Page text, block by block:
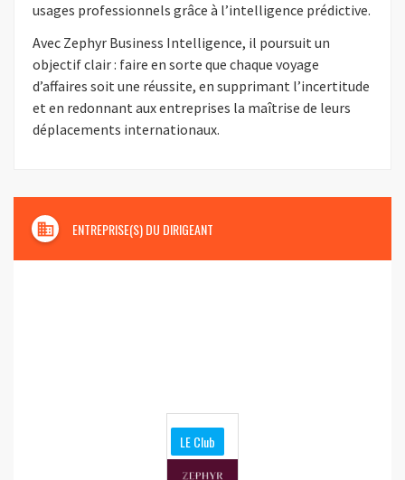
usages professionnels grâce à l’intelligence prédictive.
Avec Zephyr Business Intelligence, il poursuit un
objectif clair : faire en sorte que chaque voyage
d’affaires soit une réussite, en supprimant l’incertitude
et en redonnant aux entreprises la maîtrise de leurs
déplacements internationaux.
domain ENTREPRISE(S) DU DIRIGEANT
LE Club